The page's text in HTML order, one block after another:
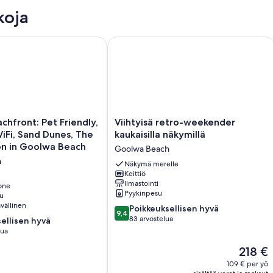
Pet Friendly,
Sand Dunes, The
in Goolwa Beach
hyvä
Pet Friendly, Fireplace, WiFi, Sand Dunes, The best
Viihtyisä
retro-
kaukaisilla
näkymillä
Goolwa
Beach
Viihtyisä retro-weekender
kaukaisilla näkymillä
Goolwa Beach
Näkymä merelle
Keittiö
Ilmastointi
Pyykinpesu
9.4
kautta
9,4 Poikkeuksellisen hyvä
83 arvostelua
Hinta
on
218 €
109 € per yö
Viihtyisä retro-weekender kaukaisilla